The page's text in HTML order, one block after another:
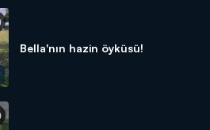
Bella'nın hazin öyküsü!